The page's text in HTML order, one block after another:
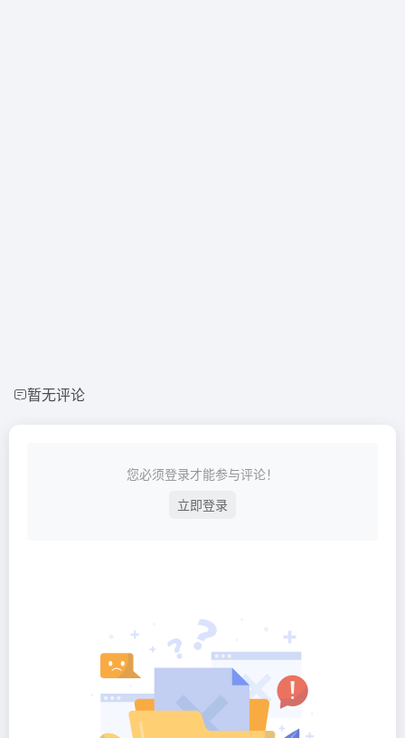
暂无评论
您必须登录才能参与评论！
立即登录